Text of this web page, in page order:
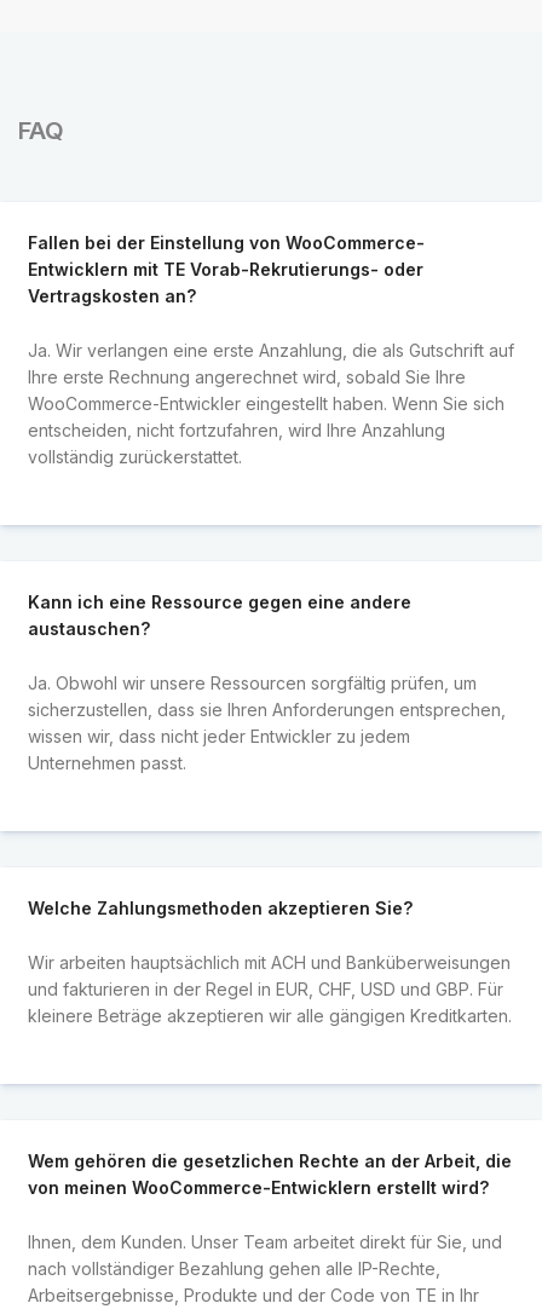
FAQ
Fallen bei der Einstellung von WooCommerce-
Entwicklern mit TE Vorab-Rekrutierungs- oder
Vertragskosten an?
Ja. Wir verlangen eine erste Anzahlung, die als Gutschrift auf
Ihre erste Rechnung angerechnet wird, sobald Sie Ihre
WooCommerce-Entwickler eingestellt haben. Wenn Sie sich
entscheiden, nicht fortzufahren, wird Ihre Anzahlung
vollständig zurückerstattet.
Kann ich eine Ressource gegen eine andere
austauschen?
Ja. Obwohl wir unsere Ressourcen sorgfältig prüfen, um
sicherzustellen, dass sie Ihren Anforderungen entsprechen,
wissen wir, dass nicht jeder Entwickler zu jedem
Unternehmen passt.
Welche Zahlungsmethoden akzeptieren Sie?
Wir arbeiten hauptsächlich mit ACH und Banküberweisungen
und fakturieren in der Regel in EUR, CHF, USD und GBP. Für
kleinere Beträge akzeptieren wir alle gängigen Kreditkarten.
Wem gehören die gesetzlichen Rechte an der Arbeit, die
von meinen WooCommerce-Entwicklern erstellt wird?
Ihnen, dem Kunden. Unser Team arbeitet direkt für Sie, und
nach vollständiger Bezahlung gehen alle IP-Rechte,
Arbeitsergebnisse, Produkte und der Code von TE in Ihr